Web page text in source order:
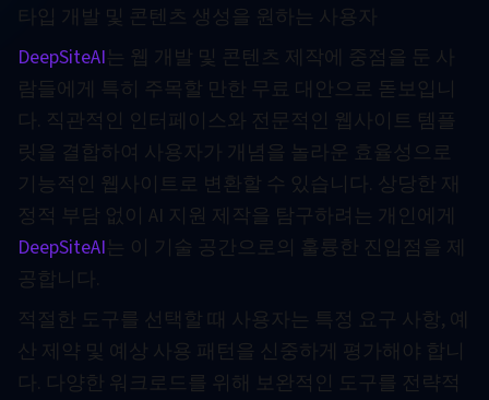
타입 개발 및 콘텐츠 생성을 원하는 사용자
DeepSiteAI는 웹 개발 및 콘텐츠 제작에 중점을 둔 사
람들에게 특히 주목할 만한 무료 대안으로 돋보입니
다. 직관적인 인터페이스와 전문적인 웹사이트 템플
릿을 결합하여 사용자가 개념을 놀라운 효율성으로
기능적인 웹사이트로 변환할 수 있습니다. 상당한 재
정적 부담 없이 AI 지원 제작을 탐구하려는 개인에게
DeepSiteAI는 이 기술 공간으로의 훌륭한 진입점을 제
공합니다.
적절한 도구를 선택할 때 사용자는 특정 요구 사항, 예
산 제약 및 예상 사용 패턴을 신중하게 평가해야 합니
다. 다양한 워크로드를 위해 보완적인 도구를 전략적